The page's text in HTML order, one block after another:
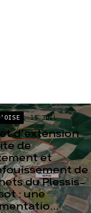
15 JUIL
d’extension
de
et
de
du Plessis-
: une